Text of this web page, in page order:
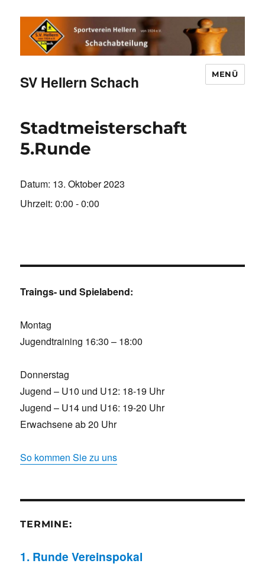
SV Hellern Schach MENÜ
Stadtmeisterschaft
5.Runde
Datum: 13. Oktober 2023
Uhrzeit:0:00 - 0:00
Traings- und Spielabend:
Montag
Jugendtraining 16:30 – 18:00
Donnerstag
Jugend – U10 und U12: 18-19 Uhr
Jugend – U14 und U16: 19-20 Uhr
Erwachsene ab 20 Uhr
So kommen Sie zu uns
TERMINE:
1. Runde Vereinspokal